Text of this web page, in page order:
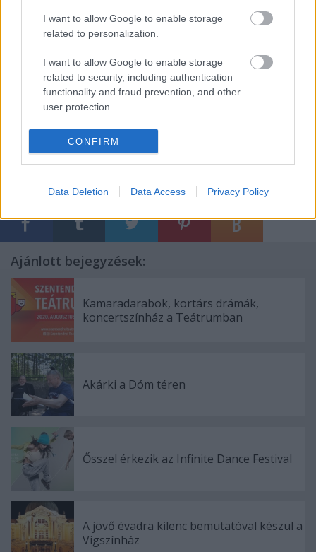
I want to allow Google to enable storage
related to personalization.
I want to allow Google to enable storage
related to security, including authentication
functionality and fraud prevention, and other
user protection.
CONFIRM
Data Deletion Data Access Privacy Policy
támogatást a támogatottak meg is kapják. Ilyen
szempontból nem változott a helyzet, de kétségkívül
kiírták idén a pályázatot. Aztán nem tudom, lehet,
L. Simon Lászlóúgy gondolja, hogy
konszolidálja a dolgokat, meglátjuk" - zárta a
beszélgetéstPintér Béla.
Gonda Zsuzsanna interjúját a delmagyar.hu-n
olvashatják.
Ajánlott bejegyzések:
Kamaradarabok, kortárs drámák,
koncertszínház a Teátrumban
Akárki a Dóm téren
Ősszel érkezik az Infinite Dance Festival
A jövő évadra kilenc bemutatóval készül a
Vígszínház